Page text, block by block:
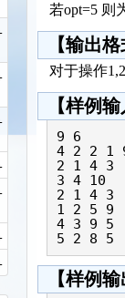
若opt=5 则
【输出
对于操作
【样例
9 6
4 2 2 1
2 1 4 3
3 4 10
2 1 4 3
1 2 5 9
4 3 9 5
5 2 8 5
【样例